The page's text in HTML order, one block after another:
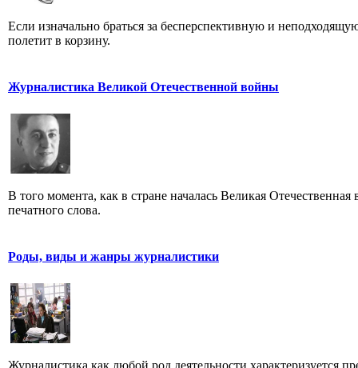
Если изначально браться за бесперспективную и
полетит в корзину.
Журналистика Великой Отечественной войны
В того момента, как в стране началась Великая
печатного слова.
Роды, виды и жанры журналистики
Журналистика как любой род деятельности характеризуется